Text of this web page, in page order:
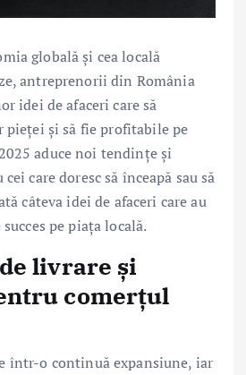
globală și cea locală
antreprenorii din România
idei de afaceri care să
pieței și să fie profitabile pe
aduce noi tendințe și
care doresc să înceapă sau să
câteva idei de afaceri care au
pe piața locală.
livrare și
comerțul
într-o continuă expansiune, iar